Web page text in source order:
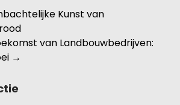
Kunst van
van Landbouwbedrijven:
→